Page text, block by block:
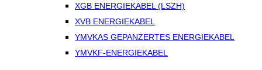
XGB ENERGIEKABEL (LSZH)
XVB ENERGIEKABEL
YMVKAS GEPANZERTES ENERGIEKABEL
YMVKF-ENERGIEKABEL